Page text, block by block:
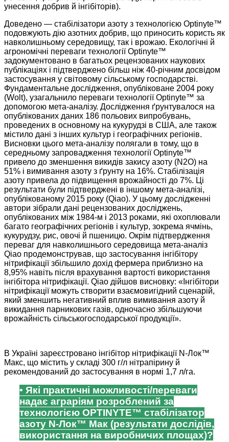
унесення добрив й інгібіторів).
Доведено — стабілізатори азоту з технологією Optinyte™
подовжують дію азотних добрив, що приносить користь як
навколишньому середовищу, так і врожаю. Екологічні й
агрономічні переваги технології Optinyte™
задокументовано в багатьох рецензованих наукових
публікаціях і підтверджено більш ніж 40-річним досвідом
застосування у світовому сільському господарстві.
Фундаментальне дослідження, опубліковане 2004 року
(Wolt), узагальнило переваги технології Optinyte™ за
допомогою мета-аналізу. Дослідження ґрунтувалося на
опублікованих даних 186 польових випробувань,
проведених в основному на кукурудзі в США, але також
містило дані з інших культур і географічних регіонів.
Висновки цього мета-аналізу полягали в тому, що в
середньому запровадження технології Optinyte™
привело до зменшення викидів закису азоту (N2O) на
51% і вимивання азоту з ґрунту на 16%. Стабілізація
азоту привела до підвищення врожайності до 7%. Ці
результати були підтверджені в іншому мета-аналізі,
опублікованому 2015 року (Qiao). У цьому дослідженні
автори зібрали дані рецензованих досліджень,
опублікованих між 1984-м і 2013 роками, які охоплювали
багато географічних регіонів і культур, зокрема ячмінь,
кукурудзу, рис, овочі й пшеницю. Окрім підтвердження
переваг для навколишнього середовища мета-аналіз
Qiao продемонстрував, що застосування інгібітору
нітрифікації збільшило дохід фермера приблизно на
8,95% навіть після врахування вартості використання
інгібітора нітрифікації. Qiao дійшов висновку: «Інгібітори
нітрифікації можуть створити взаємовигідний сценарій,
який зменшить негативний вплив вимивання азоту й
викидання парникових газів, одночасно збільшуючи
врожайність сільськогосподарської продукції».
В Україні зареєстровано інгібітор нітрифікації N-Лок™
Макс, що містить у складі 300 г/л нітрапірину й
рекомендований до застосування в нормі 1,7 л/га.
• Які практичні можливості/переваги
надає аграріям розроблений за
технологією OPTINYTE™ стабілізатор
азоту N-Лок™ Mак (результати дослідів,
використання на виробничих площах)?